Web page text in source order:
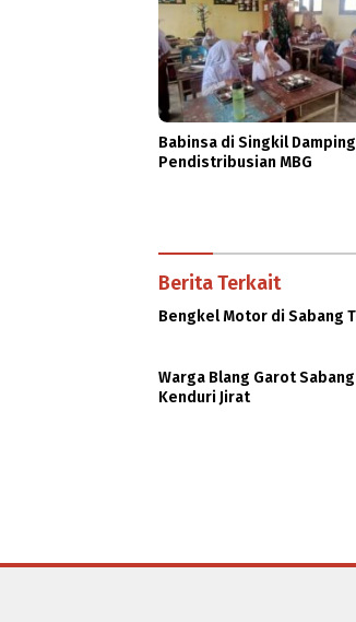
Babinsa di Singkil
Pendistribusian MBG
Berita Terkait
Bengkel Motor di Sabang
Warga Blang Garot
Kenduri Jirat